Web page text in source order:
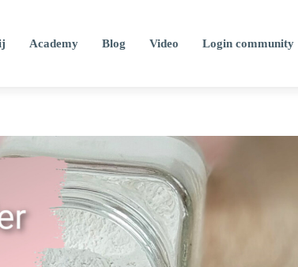
Academy Blog Video Login community